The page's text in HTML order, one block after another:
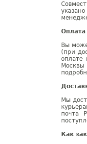
Оплата
Вы
(при
оплате
Мы
почта
Как